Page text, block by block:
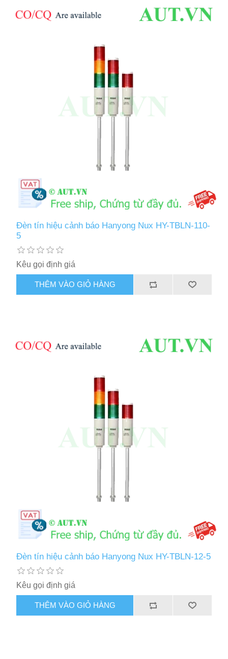
Đèn tín hiệu cảnh báo Hanyong Nux HY-TBLN-110-
5
Kêu gọi định giá
THÊM VÀO GIỎ HÀNG
Đèn tín hiệu cảnh báo Hanyong Nux HY-TBLN-12-5
Kêu gọi định giá
THÊM VÀO GIỎ HÀNG